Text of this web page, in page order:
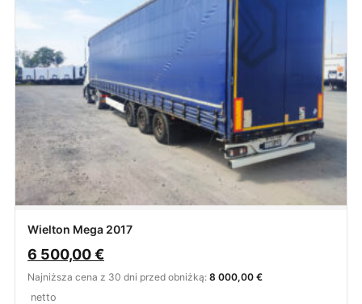
Wielton Mega 2017
6 500,00€
Najniższa cena z 30 dni przed obniżką: 8 000,00 €
netto